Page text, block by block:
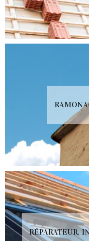
RÉPARATEUR,